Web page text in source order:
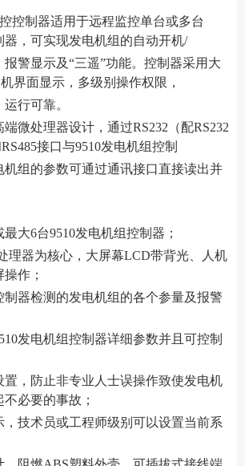
控制器适用于远程监控单台或多台
器，可实现发电机组的自动开机/
警显示及“三遥”功能。控制器采用大
界面显示，多级别操作权限，
行可靠。
处理器设计，通过RS232（配RS232
接口与9510发电机组控制
机组的参数可通过通讯接口直接读出并
大6台9510发电机组控制器；
理器为核心，大屏幕LCD带背光、人机
作；
制器检测的发电机组的各个参量及报警
发电机组控制器详细参数并且可控制
置，防止非专业人士误操作致使发电机
必要的事故；
，技术员或工程师级别可以设置当前系